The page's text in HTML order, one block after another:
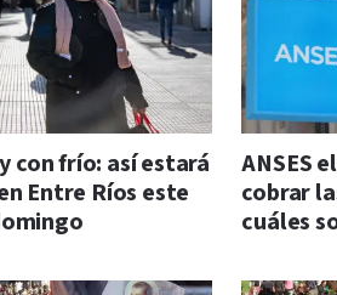
con frío: así estará
Entre Ríos este
ANSES
cobrar
cuáles